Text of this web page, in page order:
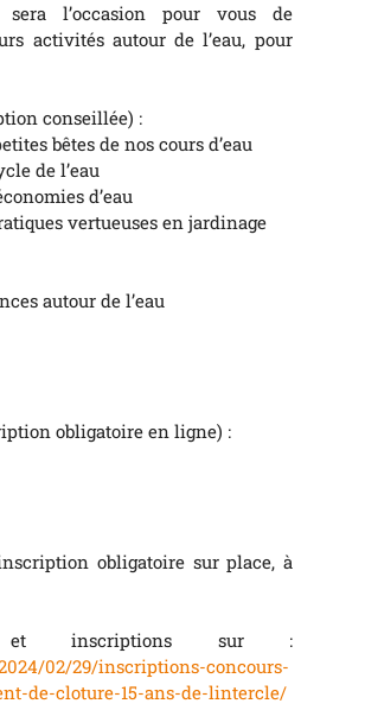
sera l’occasion pour vous de
activités autour de l’eau, pour
conseillée) :
bêtes de nos cours d’eau
de l’eau
d’eau
vertueuses en jardinage
autour de l’eau
obligatoire en ligne) :
obligatoire sur place, à
et inscriptions sur :
02/29/inscriptions-concours-
de-cloture-15-ans-de-lintercle/